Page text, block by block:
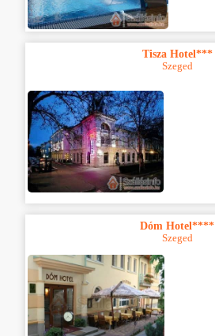
Tisza Hotel***
Szeged
Dóm Hotel****
Szeged